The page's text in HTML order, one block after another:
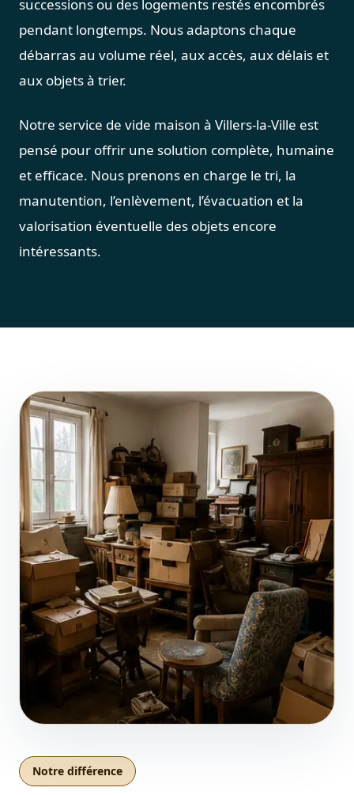
successions ou des logements restés encombrés
pendant longtemps. Nous adaptons chaque
débarras au volume réel, aux accès, aux délais et
aux objets à trier.
Notre service de vide maison à Villers-la-Ville est
pensé pour offrir une solution complète, humaine
et efficace. Nous prenons en charge le tri, la
manutention, l’enlèvement, l’évacuation et la
valorisation éventuelle des objets encore
intéressants.
Notre différence